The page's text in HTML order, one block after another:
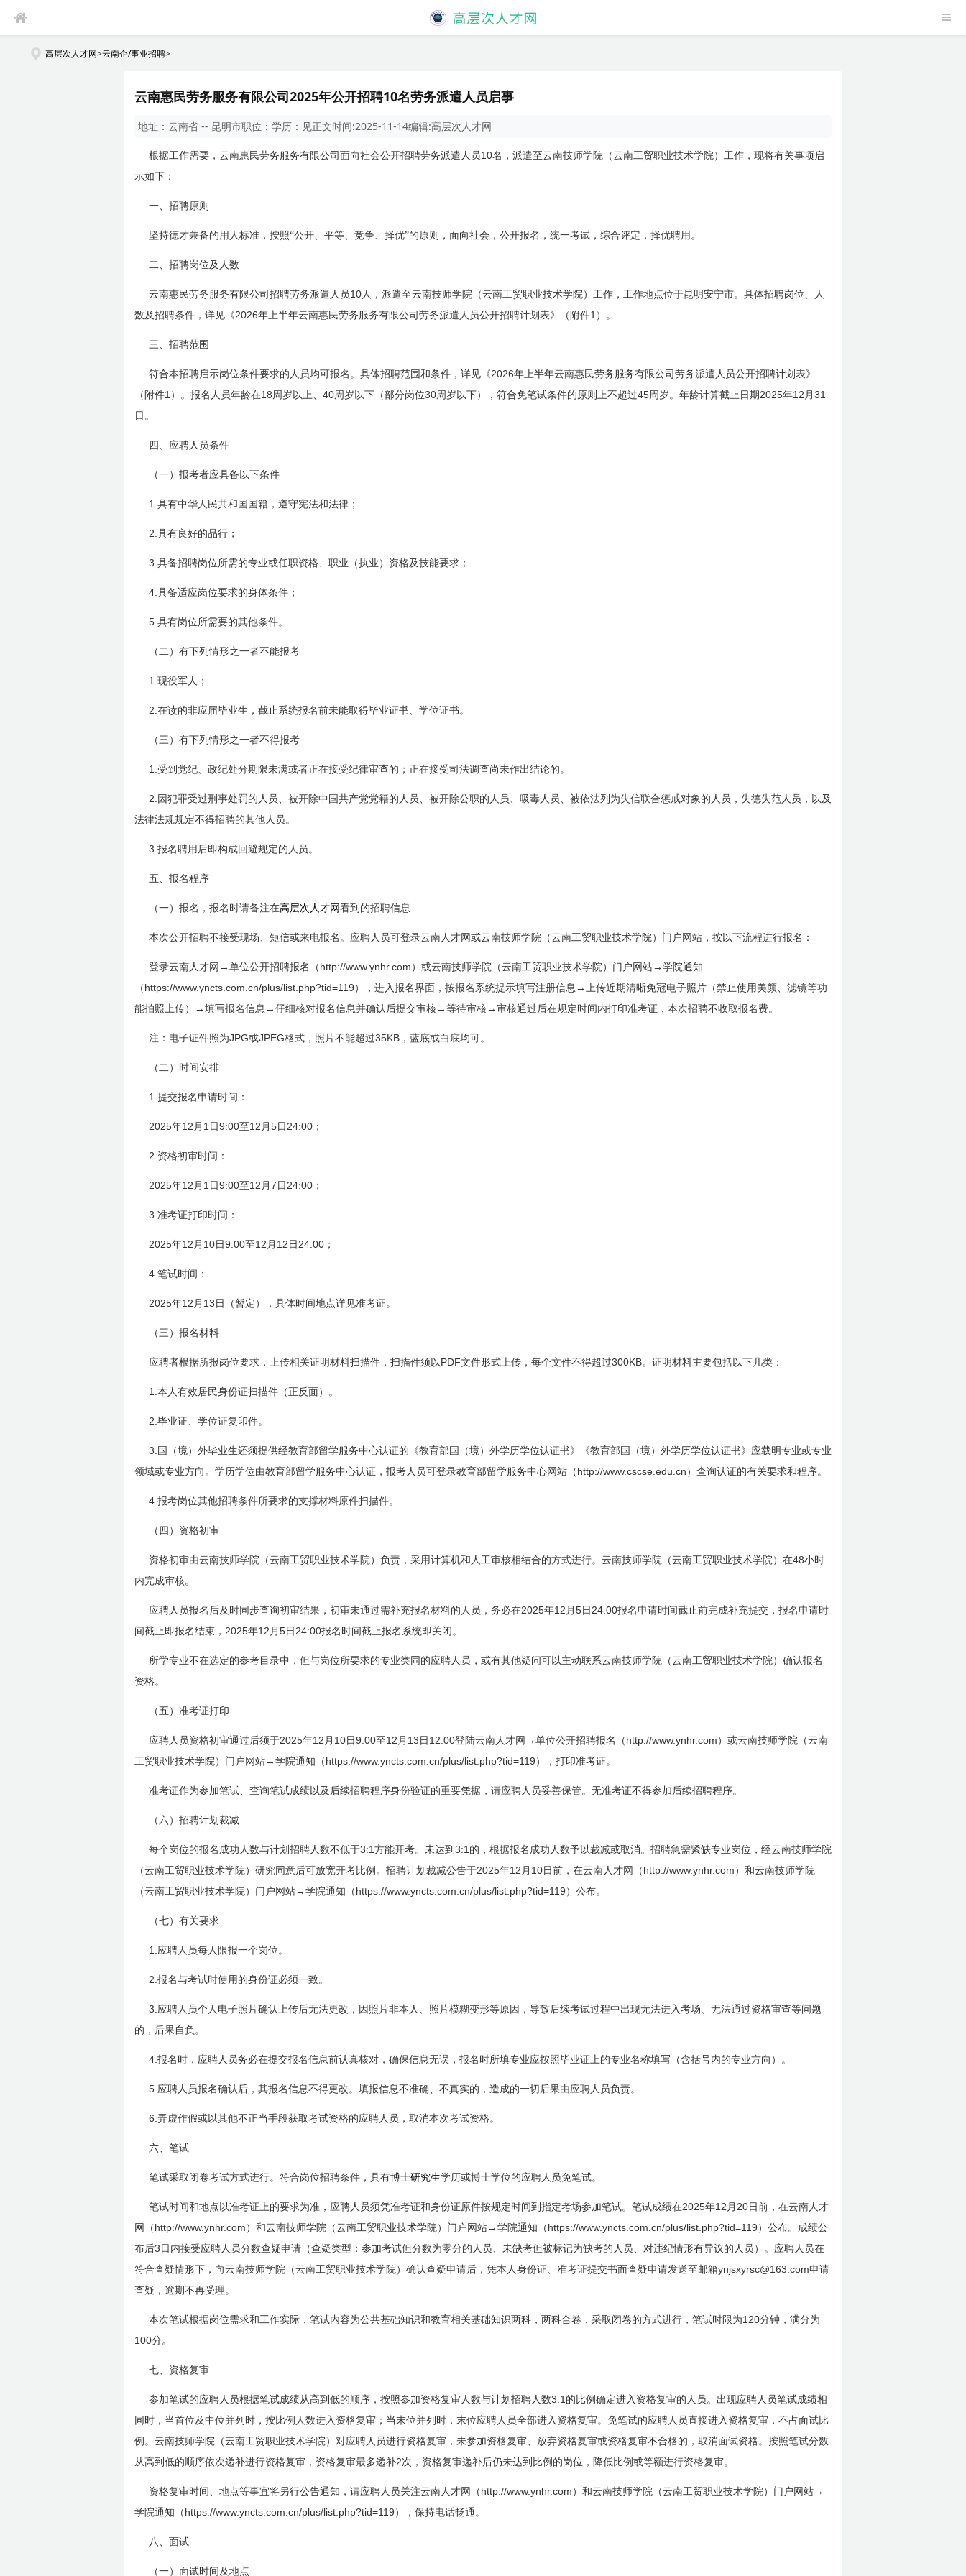
高层次人才网>云南企/事业招聘>
云南惠民劳务服务有限公司2025年公开招聘10名劳务派遣人员启事
地址： 云南省 -- 昆明市职位： 学历： 见正文时间:2025-11-14编辑:高层次人才网
根据工作需要，云南惠民劳务服务有限公司面向社会公开招聘劳务派遣人员10名，派遣至云南技师学院（云南工贸职业技术学院）工作，现将有关事项启
示如下：
一、招聘原则
坚持德才兼备的用人标准，按照“公开、平等、竞争、择优”的原则，面向社会，公开报名，统一考试，综合评定，择优聘用。
二、招聘岗位及人数
云南惠民劳务服务有限公司招聘劳务派遣人员10 人，派遣至云南技师学院（云南工贸职业技术学院）工作，工作地点位于昆明安宁市。具体招聘岗位、人
数及招聘条件，详见《2026年上半年云南惠民劳务服务有限公司劳务派遣人员公开招聘计划表》（附件1 ）。
三、招聘范围
符合本招聘启示岗位条件要求的人员均可报名。具体招聘范围和条件，详见《2026年上半年云南惠民劳务服务有限公司劳务派遣人员公开招聘计划表》
（附件1 ）。报名人员年龄在18 周岁以上、 40周岁以下（部分岗位30周岁以下），符合免笔试条件的原则上不超过45周岁。年龄计算截止日期2025年12 月 31
日 。
四、应聘人员条件
（一）报考者应具备以下条件
1. 具有中华人民共和国国籍，遵守宪法和法律；
2. 具有良好的品行；
3. 具备招聘岗位所需的专业或任职资格、职业（执业）资格及技能要求；
4. 具备适应岗位要求的身体条件；
5. 具有岗位所需要的其他条件。
（二）有下列情形之一者不能报考
1. 现役军人；
2. 在读的非应届毕业生，截止系统报名前未能取得毕业证书、学位证书。
（三）有下列情形之一者不得报考
1. 受到党纪、政纪处分期限未满或者正在接受纪律审查的；正在接受司法调查尚未作出结论的。
2. 因犯罪受过刑事处罚的人员、被开除中国共产党党籍的人员、被开除公职的人员、吸毒人员、被依法列为失信联合惩戒对象的人员，失德失范人员，以及
法律法规规定不得招聘的其他人员。
3. 报名聘用后即构成回避规定的人员。
五、报名程序
（一）报名，报名时请备注在高层次人才网看到的招聘信息
本次公开招聘不接受现场、短信或来电报名。应聘人员可登录云南人才网或云南技师学院（云南工贸职业技术学院）门户网站，按以下流程进行报名：
登录云南人才网→单位公开招聘报名（ http://www.ynhr.com ）或云南技师学院（云南工贸职业技术学院）门户网站→学院通知
（ https://www.yncts.com.cn/plus/list.php?tid=119 ），进入报名界面，按报名系统提示填写注册信息→上传近期清晰免冠电子照片（禁止使用美颜、滤镜等功
能拍照上传）→填写报名信息→仔细核对报名信息并确认后提交审核→等待审核→审核通过后在规定时间内打印准考证，本次招聘不收取报名费。
注：电子证件照为JPG或JPEG格式，照片不能超过35KB ，蓝底或白底均可。
（二）时间安排
1. 提交报名申请时间：
2025年12 月 1 日9:00至12 月 5日 24:00 ；
2. 资格初审时间：
2025年12 月 1 日9:00至12 月 7 日 24:00 ；
3. 准考证打印时间：
2025年12 月 10日9:00至12 月 12 日 24:00 ；
4. 笔试时间：
2025年12 月 13 日 （暂定），具体时间地点详见准考证。
（三）报名材料
应聘者根据所报岗位要求，上传相关证明材料扫描件，扫描件须以 PDF文件形式上传，每个文件不得超过300KB。证明材料主要包括以下几类：
1. 本人有效居民身份证扫描件（正反面）。
2. 毕业证、学位证复印件。
3. 国（境）外毕业生还须提供经教育部留学服务中心认证的《教育部国（境）外学历学位认证书》《教育部国（境）外学历学位认证书》应载明专业或专业
领域或专业方向。学历学位由教育部留学服务中心认证，报考人员可登录教育部留学服务中心网站（ http://www.cscse.edu.cn ）查询认证的有关要求和程序。
4. 报考岗位其他招聘条件所要求的支撑材料原件扫描件。
（四）资格初审
资格初审由云南技师学院（云南工贸职业技术学院）负责，采用计算机和人工审核相结合的方式进行。云南技师学院（云南工贸职业技术学院）在48小时
内完成审核。
应聘人员报名后及时同步查询初审结果，初审未通过需补充报名材料的人员，务必在2025年12 月 5日 24:00报名申请时间截止前完成补充提交，报名申请时
间截止即报名结束， 2025年12 月 5日 24:00报名时间截止报名系统即关闭。
所学专业不在选定的参考目录中，但与岗位所要求的专业类同的应聘人员，或有其他疑问可以主动联系云南技师学院（云南工贸职业技术学院）确认报名
资格。
（五）准考证打印
应聘人员资格初审通过后须于2025年12 月 10日9:00至12 月 13 日 12:00登陆云南人才网→单位公开招聘报名（ http://www.ynhr.com ）或云南技师学院（云南
工贸职业技术学院）门户网站→学院通知（ https://www.yncts.com.cn/plus/list.php?tid=119 ），打印准考证。
准考证作为参加笔试、查询笔试成绩以及后续招聘程序身份验证的重要凭据，请应聘人员妥善保管。无准考证不得参加后续招聘程序。
（六）招聘计划裁减
每个岗位的报名成功人数与计划招聘人数不低于3:1 方能开考。未达到 3:1 的，根据报名成功人数予以裁减或取消。招聘急需紧缺专业岗位，经云南技师学院
（云南工贸职业技术学院）研究同意后可放宽开考比例。招聘计划裁减公告于2025年12 月 10日前 ，在云南人才网（ http://www.ynhr.com ）和云南技师学院
（云南工贸职业技术学院）门户网站→学院通知（ https://www.yncts.com.cn/plus/list.php?tid=119 ）公布。
（七）有关要求
1. 应聘人员每人限报一个岗位。
2. 报名与考试时使用的身份证必须一致。
3. 应聘人员个人电子照片确认上传后无法更改，因照片非本人、照片模糊变形等原因，导致后续考试过程中出现无法进入考场、无法通过资格审查等问题
的，后果自负。
4. 报名时，应聘人员务必在提交报名信息前认真核对，确保信息无误，报名时所填专业应按照毕业证上的专业名称填写（含括号内的专业方向）。
5. 应聘人员报名确认后，其报名信息不得更改。填报信息不准确、不真实的，造成的一切后果由应聘人员负责。
6. 弄虚作假或以其他不正当手段获取考试资格的应聘人员，取消本次考试资格。
六、笔试
笔试采取闭卷考试方式进行。符合岗位招聘条件，具有博士研究生学历或博士学位的应聘人员免笔试。
笔试时间和地点以准考证上的要求为准，应聘人员须凭准考证和身份证原件按规定时间到指定考场参加笔试。笔试成绩在2025年12 月 20日前 ，在云南人才
网（ http://www.ynhr.com ）和云南技师学院（云南工贸职业技术学院）门户网站→学院通知（ https://www.yncts.com.cn/plus/list.php?tid=119 ）公布。成绩公
布后3 日内接受应聘人员分数查疑申请（查疑类型：参加考试但分数为零分的人员、未缺考但被标记为缺考的人员、对违纪情形有异议的人员）。应聘人员在
符合查疑情形下，向云南技师学院（云南工贸职业技术学院）确认查疑申请后，凭本人身份证、准考证提交书面查疑申请发送至邮箱ynjsxyrsc@163.com申请
查疑，逾期不再受理。
本次笔试根据岗位需求和工作实际，笔试内容为公共基础知识和教育相关基础知识两科，两科合卷，采取闭卷的方式进行，笔试时限为120分钟，满分为
100分。
七、资格复审
参加笔试的应聘人员根据笔试成绩从高到低的顺序，按照参加资格复审人数与计划招聘人数3:1 的比例确定进入资格复审的人员。出现应聘人员笔试成绩相
同时，当首位及中位并列时，按比例人数进入资格复审；当末位并列时，末位应聘人员全部进入资格复审。免笔试的应聘人员直接进入资格复审，不占面试比
例。云南技师学院（云南工贸职业技术学院）对应聘人员进行资格复审，未参加资格复审、放弃资格复审或资格复审不合格的，取消面试资格。按照笔试分数
从高到低的顺序依次递补进行资格复审，资格复审最多递补2次，资格复审递补后仍未达到比例的岗位，降低比例或等额进行资格复审。
资格复审时间、地点等事宜将另行公告通知，请应聘人员关注云南人才网（ http://www.ynhr.com ）和云南技师学院（云南工贸职业技术学院）门户网站→
学院通知（ https://www.yncts.com.cn/plus/list.php?tid=119 ），保持电话畅通。
八、面试
（一）面试时间及地点